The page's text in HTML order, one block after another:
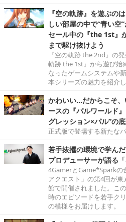
『空の軌跡』を遊ぶの
しい部屋の中で“青い
セール中の『the 1st』
まで駆け抜けよう
『空の軌跡 the 2nd』の
軌跡 the 1st』から遊び始
なったゲームシステムや
本シリーズの魅力を紹介し
かわいい…だからこそ、
ースの『パルワールド
グレッション×パル”の
正式版で登場する新たな
若手抜擢の環境で学ん
プロデューサーが語る
4GamerとGame*Sparkの
アクエスト」の第4回が
館で開催されました。こ
時のエピソードを若手ク
の模様をお届けします。